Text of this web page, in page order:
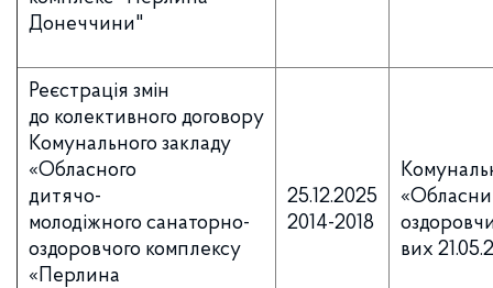
Донеччини"
Реєстрація змін
до колективного договору
Комунального закладу
«Обласного
дитячо-
молодіжного санаторно-
оздоровчого комплексу
«Перлина
25.12.2025
2014-2018
вих